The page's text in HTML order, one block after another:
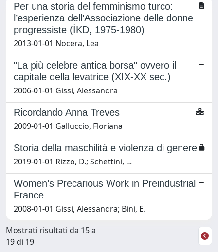
Per una storia del femminismo turco:
l’esperienza dell’Associazione delle donne
progressiste (İKD, 1975-1980)
2013-01-01 Nocera, Lea
"La più celebre antica borsa" ovvero il
capitale della levatrice (XIX-XX sec.)
2006-01-01 Gissi, Alessandra
Ricordando Anna Treves
2009-01-01 Galluccio, Floriana
Storia della maschilità e violenza di genere
2019-01-01 Rizzo, D.; Schettini, L.
Women’s Precarious Work in Preindustrial
France
2008-01-01 Gissi, Alessandra; Bini, E.
Mostrati risultati da 15 a
19 di 19